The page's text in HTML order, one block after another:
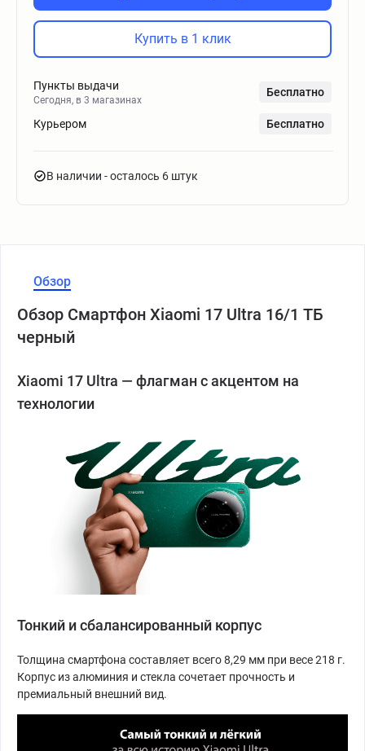
Купить в 1 клик
Пункты выдачи
Сегодня, в 3 магазинах
Бесплатно
Курьером Бесплатно
В наличии - осталось 6 штук
Обзор
Обзор Смартфон Xiaomi 17 Ultra 16/1 ТБ
черный
Xiaomi 17 Ultra — флагман с акцентом на
технологии
Тонкий и сбалансированный корпус
Толщина смартфона составляет всего 8,29 мм при весе 218 г.
Корпус из алюминия и стекла сочетает прочность и
премиальный внешний вид.